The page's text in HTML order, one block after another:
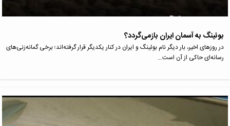
بوئینگ به آسمان ایران بازمی‌گردد؟
در روزهای اخیر، بار دیگر نام بوئینگ و ایران در کنار یکدیگر قرار گرفته‌اند؛ برخی گمانه‌زنی‌های
رسانه‌ای حاکی از آن است…